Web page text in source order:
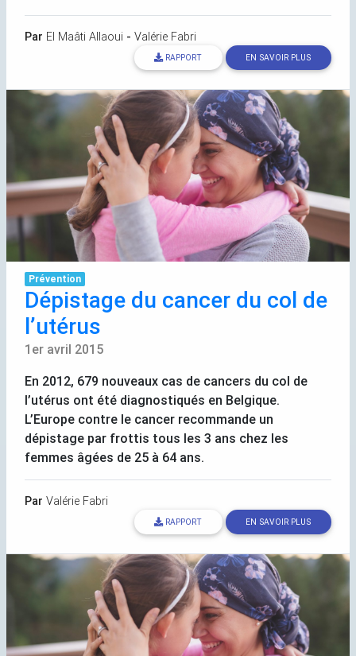
Par El Maâti Allaoui - Valérie Fabri
RAPPORT EN SAVOIR PLUS
Prévention
Dépistage du cancer du col de
l’utérus
1er avril 2015
En 2012, 679 nouveaux cas de cancers du col de
l’utérus ont été diagnostiqués en Belgique.
L’Europe contre le cancer recommande un
dépistage par frottis tous les 3 ans chez les
femmes âgées de 25 à 64 ans.
Par Valérie Fabri
RAPPORT EN SAVOIR PLUS